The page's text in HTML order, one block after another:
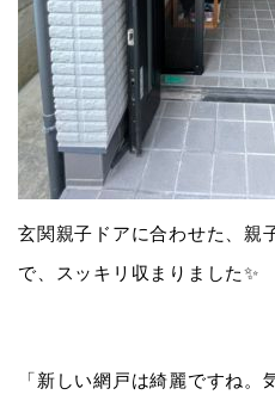
玄関親子ドアに合わせた、親
で、スッキリ収まりました✨
「新しい網戸は綺麗ですね